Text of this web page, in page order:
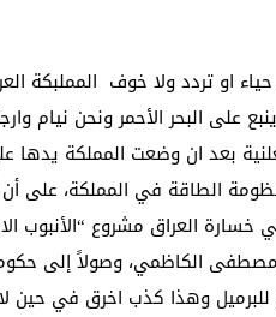
او تردد ولا خوف المملبكة
على البحر الأحمر ونحن
بعد ان وضعت المملكة يدها
الطاقة في المملكة، على
العراق مشروع “الأنبوب
الكاظمي، وصولاً إلى
للبرميل وهذا كذب اخرق في حين لا